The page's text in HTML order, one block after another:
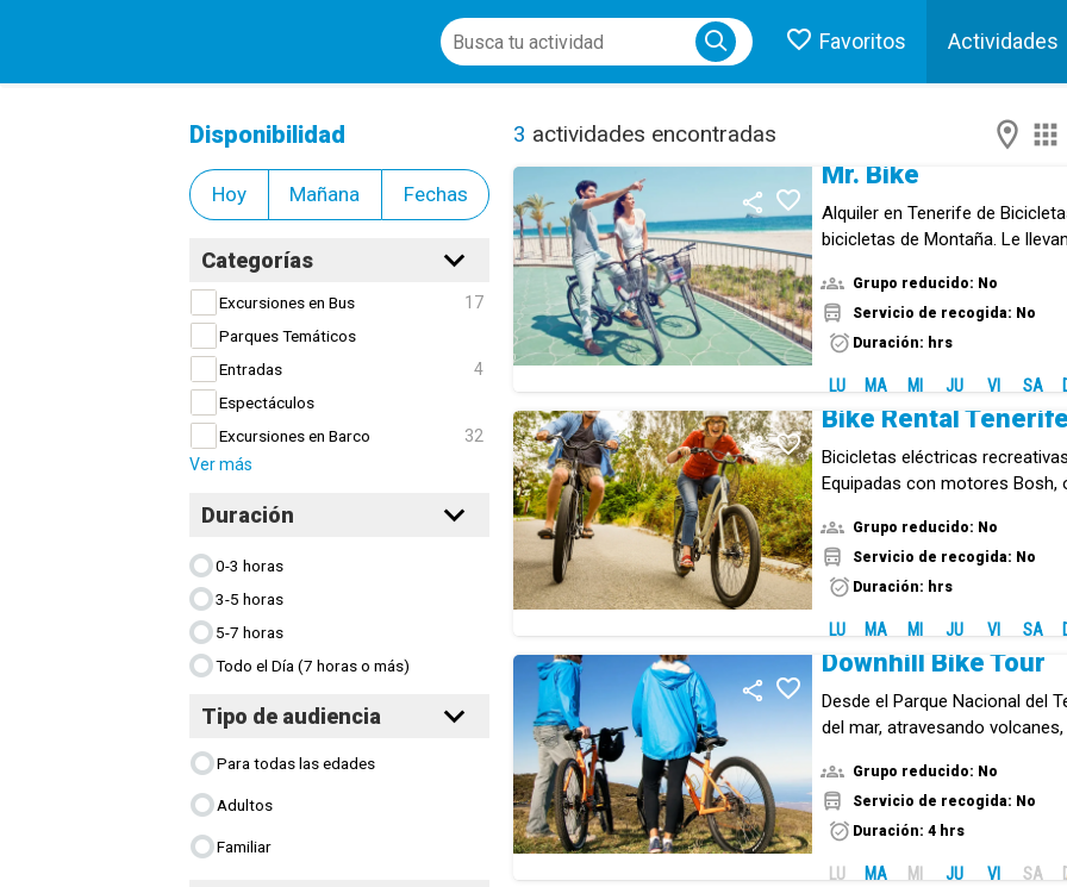
Favoritos Actividades
Disponibilidad
Hoy Mañana Fechas
Categorías
Excursiones en Bus
17
Parques Temáticos
Entradas
4
Espectáculos
Excursiones en Barco
32
Ver más
Duración
0-3 horas
3-5 horas
5-7 horas
Todo el Día (7 horas o más)
Tipo de audiencia
Para todas las edades
Adultos
Familiar
Close menu
3 actividades encontradas
Mr. Bike
Alquiler en Tenerife de
bicicletas de Montaña. Le
Grupo reducido: No
Servicio de recogida: No
Duración: hrs
LU MA MI JU VI SA
Bike Rental Tenerife
Bicicletas eléctricas
Equipadas con motores Bosh,
Grupo reducido: No
Servicio de recogida: No
Duración: hrs
LU MA MI JU VI SA
Downhill Bike Tour
Desde el Parque Nacional del
del mar, atravesando
bajada, sin pedalear!
Grupo reducido: No
Servicio de recogida: No
Duración: 4 hrs
LU MA MI JU VI SA